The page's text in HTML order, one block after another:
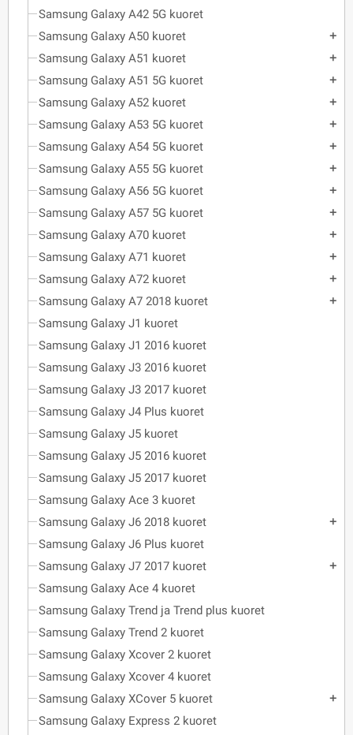
Samsung Galaxy A42 5G kuoret
Samsung Galaxy A50 kuoret
add
Samsung Galaxy A51 kuoret add
Samsung Galaxy A51 5G kuoret add
Samsung Galaxy A52 kuoret add
Samsung Galaxy A53 5G kuoret add
Samsung Galaxy A54 5G kuoret add
Samsung Galaxy A55 5G kuoret add
Samsung Galaxy A56 5G kuoret add
Samsung Galaxy A57 5G kuoret add
Samsung Galaxy A70 kuoret add
Samsung Galaxy A71 kuoret add
Samsung Galaxy A72 kuoret add
Samsung Galaxy A7 2018 kuoret add
Samsung Galaxy J1 kuoret
Samsung Galaxy J1 2016 kuoret
Samsung Galaxy J3 2016 kuoret
Samsung Galaxy J3 2017 kuoret
Samsung Galaxy J4 Plus kuoret
Samsung Galaxy J5 kuoret
Samsung Galaxy J5 2016 kuoret
Samsung Galaxy J5 2017 kuoret
Samsung Galaxy Ace 3 kuoret
Samsung Galaxy J6 2018 kuoret
add
Samsung Galaxy J6 Plus kuoret
Samsung Galaxy J7 2017 kuoret
add
Samsung Galaxy Ace 4 kuoret
Samsung Galaxy Trend ja Trend plus kuoret
Samsung Galaxy Trend 2 kuoret
Samsung Galaxy Xcover 2 kuoret
Samsung Galaxy Xcover 4 kuoret
Samsung Galaxy XCover 5 kuoret
add
Samsung Galaxy Express 2 kuoret